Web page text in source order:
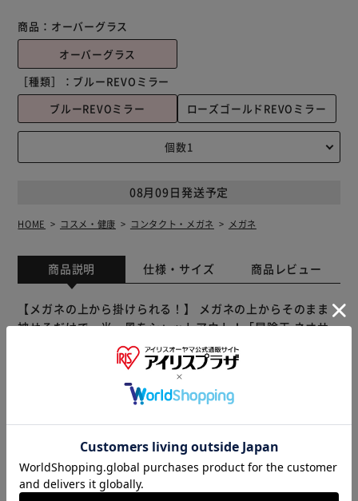
商品： オーバーグラス
オーバーグラス
［種類］： ブルーREVOミラー
ブルーREVOミラー
ローズゴールドREVOミラー
08月09日発送予定
HOME コスメ・健康 コンタクト・メガネ メガネ
商品説明 仕様・サイズ 商品レビュー
【メガネの上から掛けられる！】 メガネの上からそのまま
被せるだけで、光・風をシャットアウト！「冒険王 ネオサ
ンカバーMR」 【スポーティな新感覚オーバーグラス】 スタ
イリッシュなルックスと疲れを感じさせない装着感を両立さ
せた人気のオーバーサングラス。 【偏光度99%のレンズが
目を保護】 日射しの照り返しや水面のギラつき等、屈折・
約99%ブロック！気になる日焼け防止や目の健康を守りたい
方に。 【ブルーライトにも効果的】 スマホの液晶画面が発
する有害なブルーライトを遮断。目の疲れ予防やストレス軽
もっと見る
※製品は予告なく仕様を変更する場合がございます。あらか
じめご了承ください。